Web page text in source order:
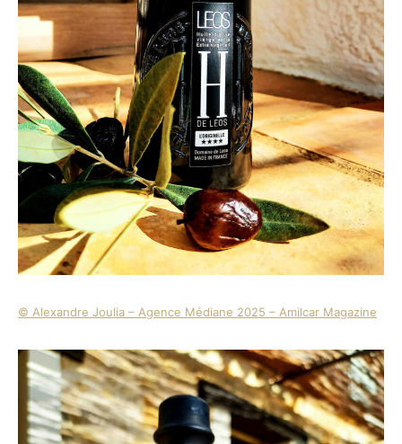
© Alexandre Joulia – Agence Médiane 2025 – Amilcar Magazine